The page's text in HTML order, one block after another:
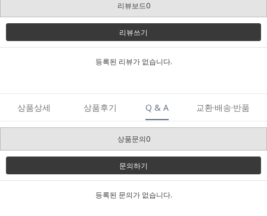
리뷰보드0
리뷰쓰기
등록된 리뷰가 없습니다.
상품상세 상품후기 Q & A 교환·배송·반품
상품문의0
문의하기
등록된 문의가 없습니다.